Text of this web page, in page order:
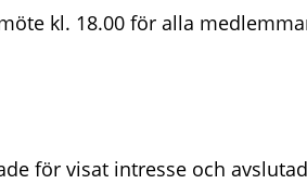
kl. 18.00 för alla
för visat intresse och